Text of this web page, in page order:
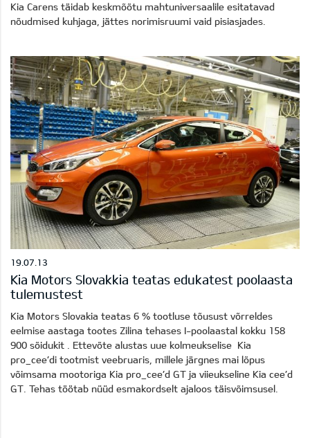
Kia Carens täidab keskmõõtu mahtuniversaalile esitatavad
nõudmised kuhjaga, jättes norimisruumi vaid pisiasjades.
19.07.13
Kia Motors Slovakkia teatas edukatest poolaasta
tulemustest
Kia Motors Slovakia teatas 6 % tootluse tõusust võrreldes
eelmise aastaga tootes Zilina tehases I-poolaastal kokku 158
900 sõidukit . Ettevõte alustas uue kolmeukselise Kia
pro_cee’di tootmist veebruaris, millele järgnes mai lõpus
võimsama mootoriga Kia pro_cee’d GT ja viieukseline Kia cee’d
GT. Tehas töötab nüüd esmakordselt ajaloos täisvõimsusel.